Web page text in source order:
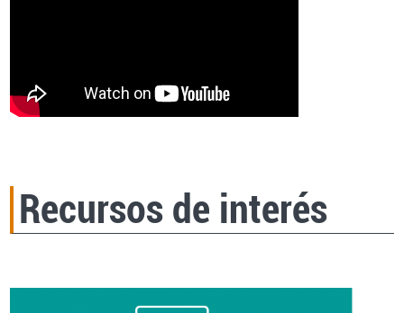
Recursos de interés